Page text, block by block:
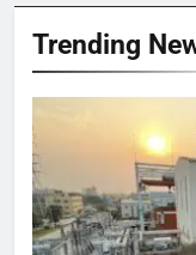
Trending